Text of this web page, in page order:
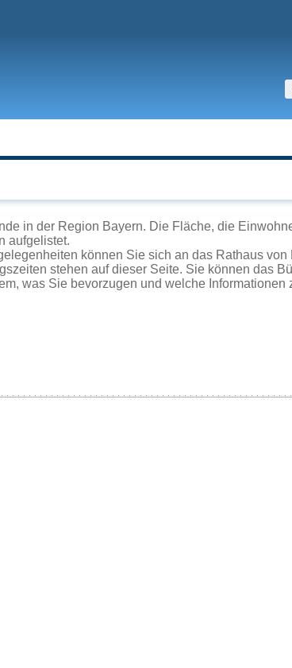
in der Region Bayern. Die Fläche, die
aufgelistet.
können Sie sich an das Rathaus
stehen auf dieser Seite. Sie können das
was Sie bevorzugen und welche Informationen